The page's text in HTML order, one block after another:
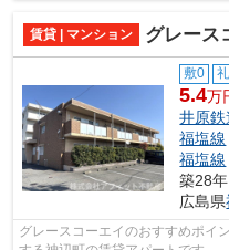
賃貸 | マンション グレース
敷0
5.4万
井原鉄
福塩線
福塩線
築28
広島県
グレースコーエイのおすすめポ